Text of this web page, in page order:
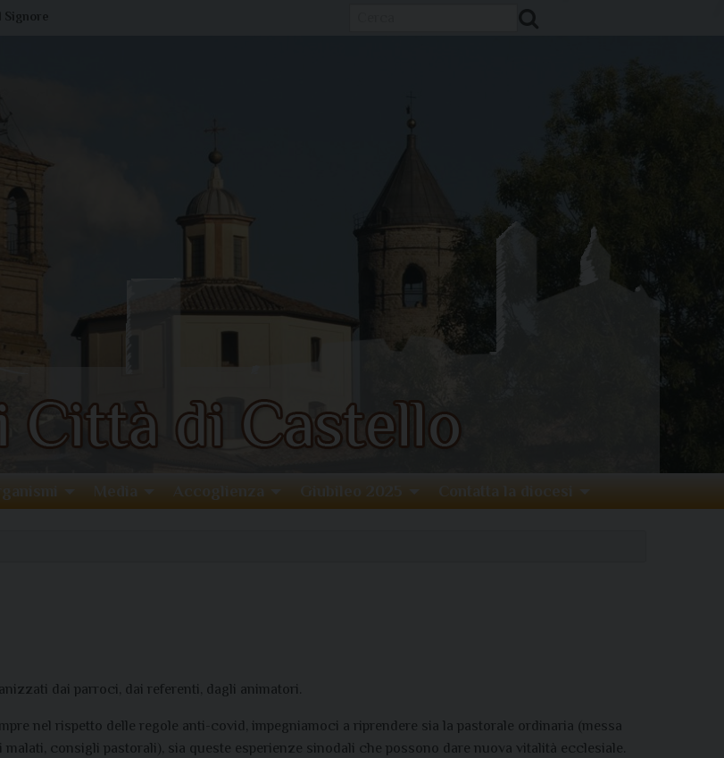
Signore
Media Accoglienza Giubileo 2025 Contatta la diocesi
dai parroci, dai referenti, dagli animatori.
nel rispetto delle regole anti-covid, impegniamoci a riprendere sia la pastorale ordinaria (messa
consigli pastorali), sia queste esperienze sinodali che possono dare nuova vitalità ecclesiale.